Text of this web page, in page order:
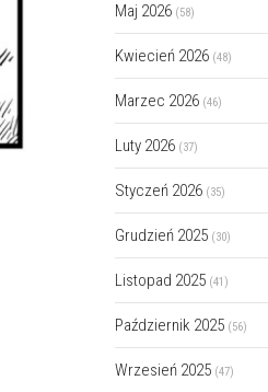
Maj 2026 (58)
Kwiecień 2026 (48)
Marzec 2026 (46)
Luty 2026 (37)
Styczeń 2026 (35)
Grudzień 2025 (30)
Listopad 2025 (41)
Październik 2025 (56)
Wrzesień 2025 (47)